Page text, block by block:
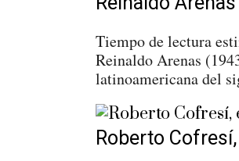
Tiempo de lectura
Reinaldo Arenas
latinoamericana del
Roberto